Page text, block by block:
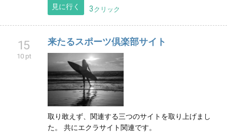
見に行く 3 クリック
15
10 pt
来たるスポーツ倶楽部サイト
取り敢えず、関連する三つのサイトを取り上げまし
た。 共にエクラサイト関連です。